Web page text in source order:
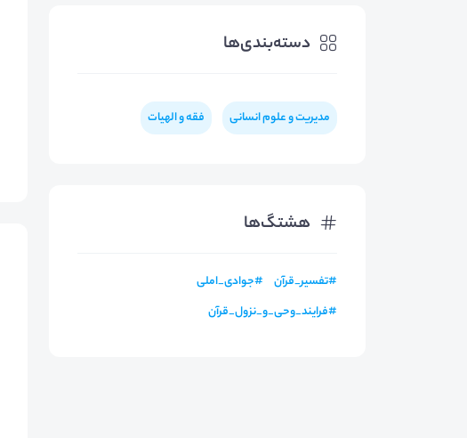
دسته‌بندی‌ها
مدیریت و علوم انسانی فقه و الهیات
هشتگ‌ها
#تفسیر_قرآن #جوادی_املی
#فرایند_وحی_و_نزول_قرآن